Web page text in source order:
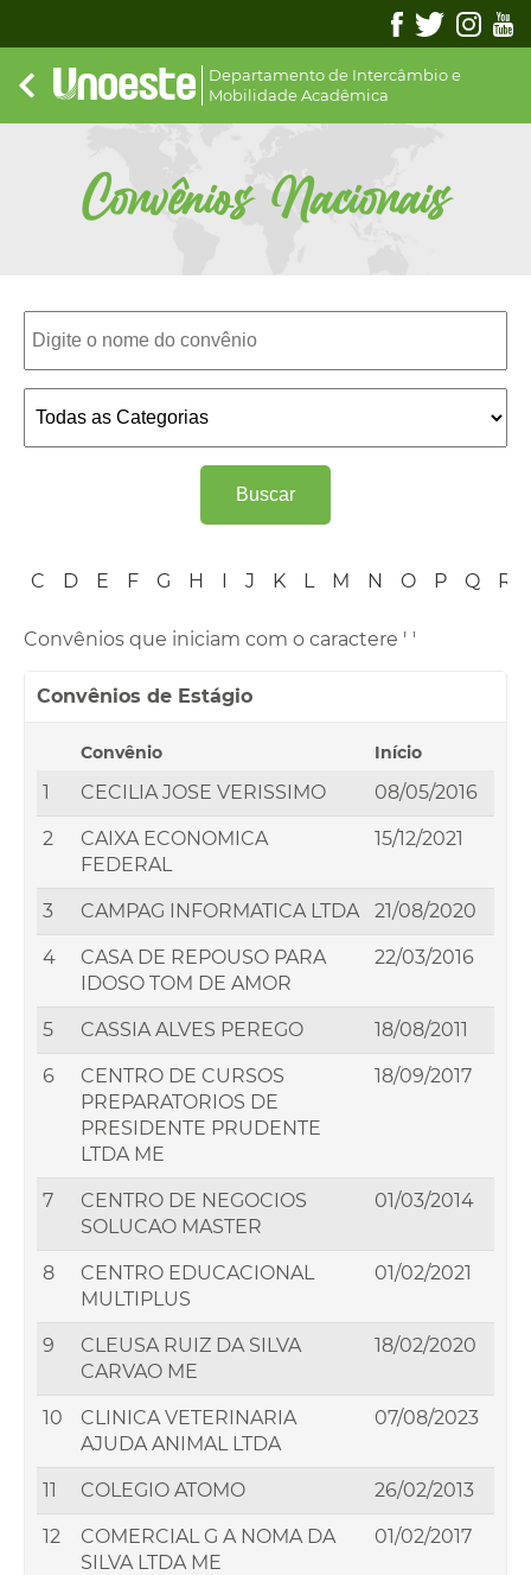
Departamento de Intercâmbio e
Mobilidade Acadêmica
Convênios Nacionais
Buscar
C D E F G H I J K L M N O P Q R
Convênios que iniciam com o caractere ' '
Convênios de Estágio
Convênio Início
1 CECILIA JOSE VERISSIMO 08/05/2016
2
CAIXA ECONOMICA
FEDERAL
15/12/2021
3 CAMPAG INFORMATICA LTDA 21/08/2020
4
CASA DE REPOUSO PARA
IDOSO TOM DE AMOR
22/03/2016
5 CASSIA ALVES PEREGO 18/08/2011
6
CENTRO DE CURSOS
PREPARATORIOS DE
PRESIDENTE PRUDENTE
LTDA ME
18/09/2017
7
CENTRO DE NEGOCIOS
SOLUCAO MASTER
01/03/2014
8
CENTRO EDUCACIONAL
MULTIPLUS
01/02/2021
9
CLEUSA RUIZ DA SILVA
CARVAO ME
18/02/2020
10
CLINICA VETERINARIA
AJUDA ANIMAL LTDA
07/08/2023
11 COLEGIO ATOMO 26/02/2013
12
COMERCIAL G A NOMA DA
SILVA LTDA ME
01/02/2017